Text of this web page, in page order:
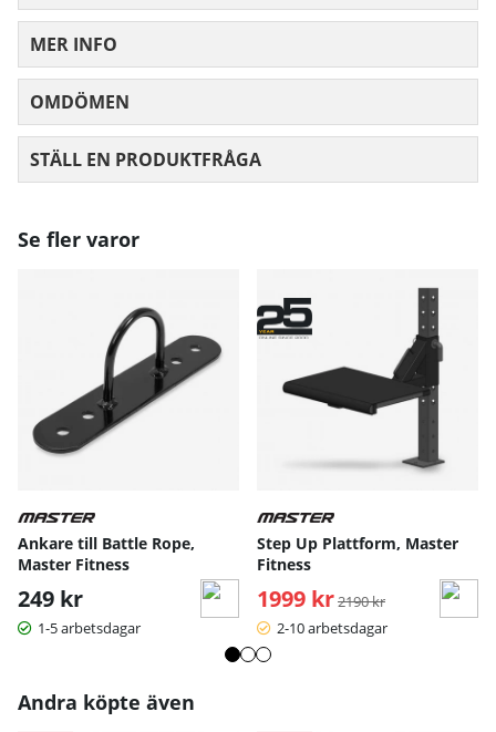
MER INFO
OMDÖMEN
STÄLL EN PRODUKTFRÅGA
Se fler varor
Ankare till Battle Rope,
Master Fitness
249 kr
1-5 arbetsdagar
Step Up Plattform, Master
Fitness
1999 kr Ordinarie pris:
2190 kr
2-10 arbetsdagar
Andra köpte även